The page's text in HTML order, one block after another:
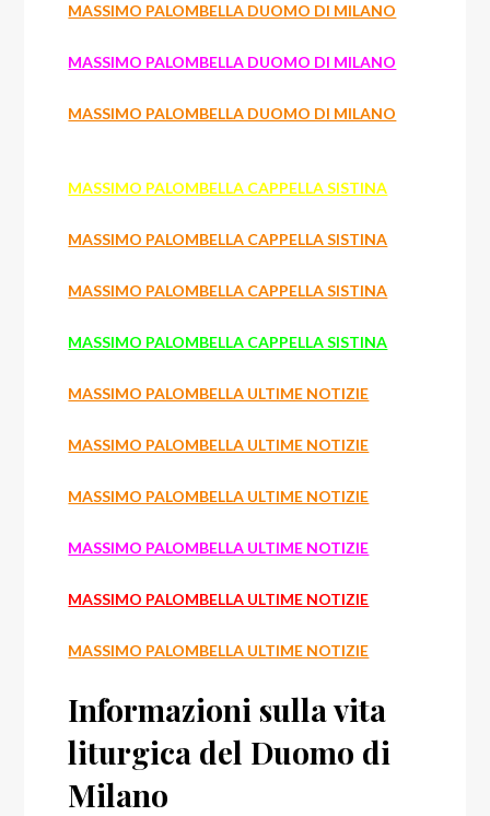
MASSIMO PALOMBELLA DUOMO DI MILANO
MASSIMO PALOMBELLA DUOMO DI MILANO
MASSIMO PALOMBELLA DUOMO DI MILANO
MASSIMO PALOMBELLA CAPPELLA SISTINA
MASSIMO PALOMBELLA CAPPELLA SISTINA
MASSIMO PALOMBELLA CAPPELLA SISTINA
MASSIMO PALOMBELLA CAPPELLA SISTINA
MASSIMO PALOMBELLA ULTIME NOTIZIE
MASSIMO PALOMBELLA ULTIME NOTIZIE
MASSIMO PALOMBELLA ULTIME NOTIZIE
MASSIMO PALOMBELLA ULTIME NOTIZIE
MASSIMO PALOMBELLA ULTIME NOTIZIE
MASSIMO PALOMBELLA ULTIME NOTIZIE
Informazioni sulla vita
liturgica del Duomo di
Milano